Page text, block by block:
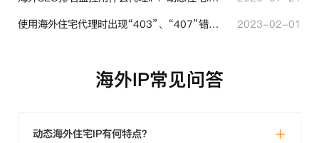
使用海外住宅代理时出现“403”、“407”错误代码时代表什么？
2023-02-01
海外IP常见问答
动态海外住宅IP有何特点？